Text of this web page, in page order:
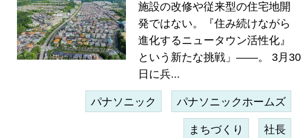
施設の改修や従来型の住宅地開
発ではない。『住み続けながら
進化するニュータウン活性化』
という新たな挑戦」――。 3月30
日に兵...
パナソニック パナソニックホームズ
まちづくり 社長